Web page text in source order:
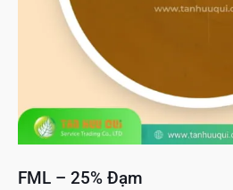
FML – 25% Đạm